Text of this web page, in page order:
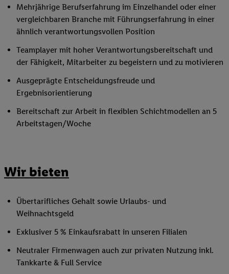
Mehrjährige Berufserfahrung im Einzelhandel oder einer
vergleichbaren Branche mit Führungserfahrung in einer
ähnlich verantwortungsvollen Position
Teamplayer mit hoher Verantwortungsbereitschaft und
der Fähigkeit, Mitarbeiter zu begeistern und zu motivieren
Ausgeprägte Entscheidungsfreude und
Ergebnisorientierung
Bereitschaft zur Arbeit in flexiblen Schichtmodellen an 5
Arbeitstagen/Woche
Wir bieten
Übertarifliches Gehalt sowie Urlaubs- und
Weihnachtsgeld
Exklusiver 5 % Einkaufsrabatt in unseren Filialen
Neutraler Firmenwagen auch zur privaten Nutzung inkl.
Tankkarte & Full Service